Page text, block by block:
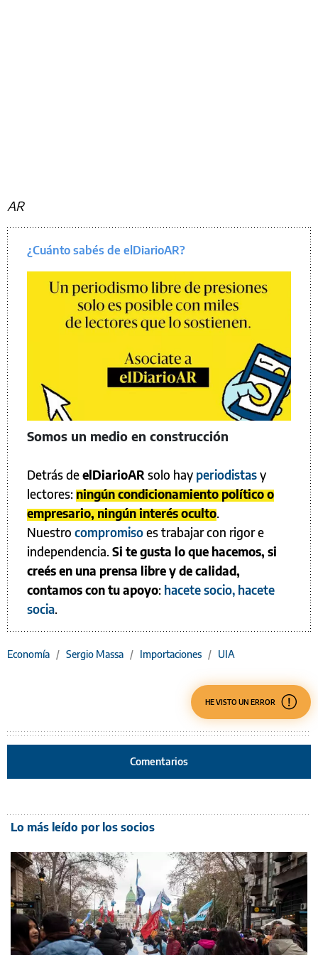
AR
¿Cuánto sabés de elDiarioAR?
Somos un medio en construcción
Detrás deelDiarioAR solo hay periodistasy
lectores:ningún condicionamiento político o
empresario, ningún interés oculto.
Nuestro compromisoes trabajar con rigor e
independencia.Si te gusta lo que hacemos, si
creés en una prensa libre y de calidad,
contamos con tu apoyo: hacete socio, hacete
socia.
Economía / Sergio Massa / Importaciones / UIA
HE VISTO UN ERROR
Comentarios
Lo más leído por los socios